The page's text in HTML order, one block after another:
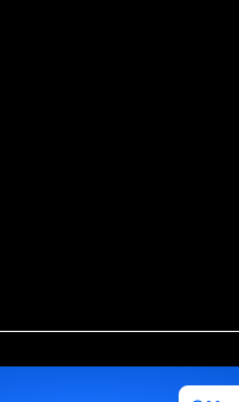
Transparencia